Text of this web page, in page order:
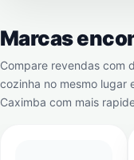
Marcas
Compare revendas com
cozinha no mesmo lugar
Caximba com mais